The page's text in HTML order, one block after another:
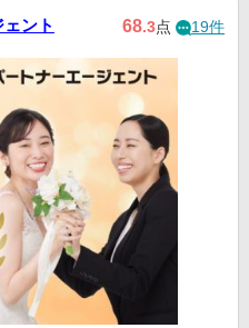
ント 68.3点 19件